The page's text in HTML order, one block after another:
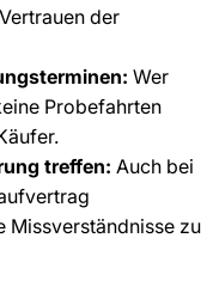
der
Wer
Probefahrten
treffen: Auch bei
Missverständnisse zu